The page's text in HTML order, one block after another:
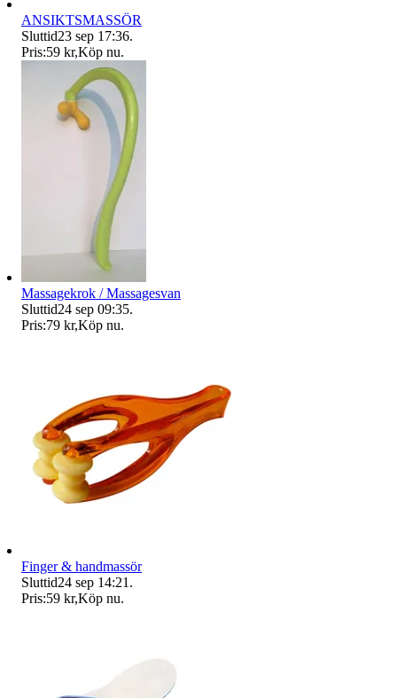
ANSIKTSMASSÖR
Sluttid23 sep 17:36.
Pris:59 kr,Köp nu.
Massagekrok / Massagesvan
Sluttid24 sep 09:35.
Pris:79 kr,Köp nu.
Finger & handmassör
Sluttid24 sep 14:21 .
Pris:59 kr,Köp nu.